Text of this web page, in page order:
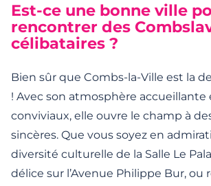
Est-ce une bonne ville
rencontrer des
célibataires ?
Bien sûr que Combs-la-Ville est la
! Avec son atmosphère accueillante
conviviaux, elle ouvre le champ à
sincères. Que vous soyez en
diversité culturelle de la Salle Le
délice sur l’Avenue Philippe Bur, ou